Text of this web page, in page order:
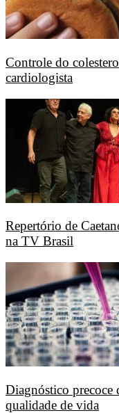
Controle do
cardiologista
Repertório de
na TV Brasil
Diagnóstico precoce
qualidade de vida